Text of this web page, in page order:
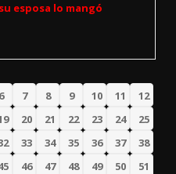
esposa lo mangó
6 7 8 9 10 11
12
20 21 22 23 24
25
33 34 35 36 37
38
46 47 48 49 50
51